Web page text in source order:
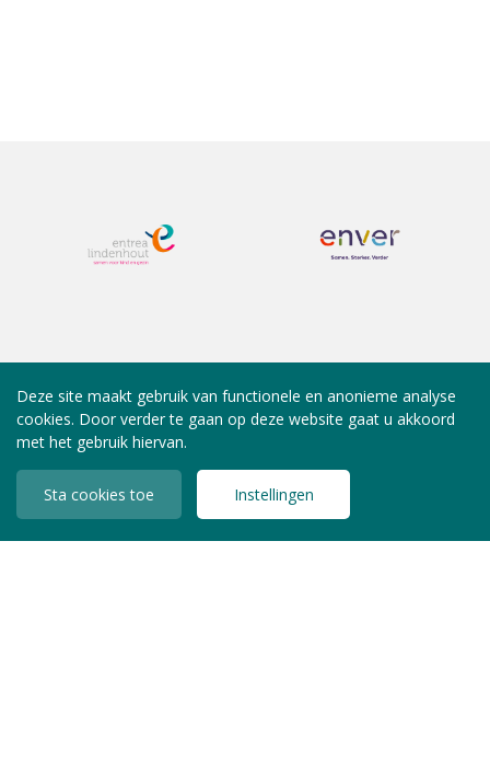
Deze site maakt gebruik van functionele en anonieme analyse
cookies. Door verder te gaan op deze website gaat u akkoord
met het gebruik hiervan.
Sta cookies toe Instellingen